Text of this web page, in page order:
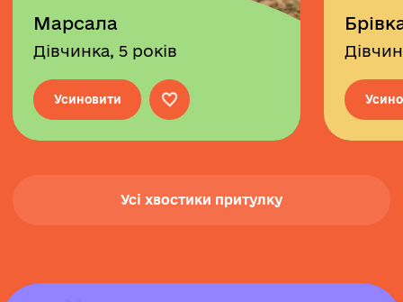
Марсала
Дівчинка, 5 років
Усиновити
Усі хвостики притулку